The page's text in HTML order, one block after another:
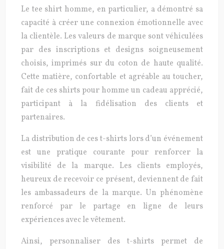
Le tee shirt homme, en particulier, a démontré sa
capacité à créer une connexion émotionnelle avec
la clientèle. Les valeurs de marque sont véhiculées
par des inscriptions et designs soigneusement
choisis, imprimés sur du coton de haute qualité.
Cette matière, confortable et agréable au toucher,
fait de ces shirts pour homme un cadeau apprécié,
participant à la fidélisation des clients et
partenaires.
La distribution de ces t-shirts lors d’un événement
est une pratique courante pour renforcer la
visibilité de la marque. Les clients employés,
heureux de recevoir ce présent, deviennent de fait
les ambassadeurs de la marque. Un phénomène
renforcé par le partage en ligne de leurs
expériences avec le vêtement.
Ainsi, personnaliser des t-shirts permet de